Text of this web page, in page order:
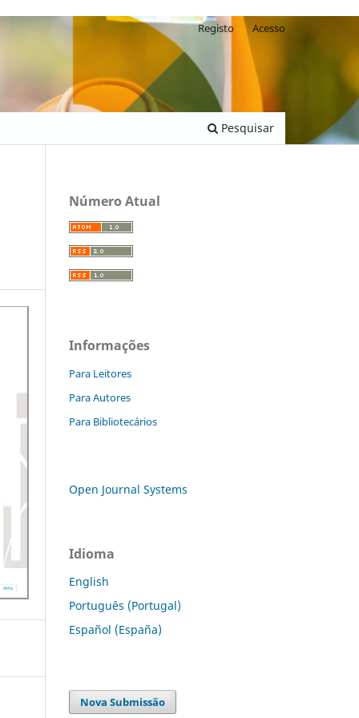
Pesquisar
Registo Acesso
Número Atual
Informações
Para Leitores
Para Autores
Para Bibliotecários
Open Journal Systems
Idioma
English
Português (Portugal)
Español (España)
Nova Submissão